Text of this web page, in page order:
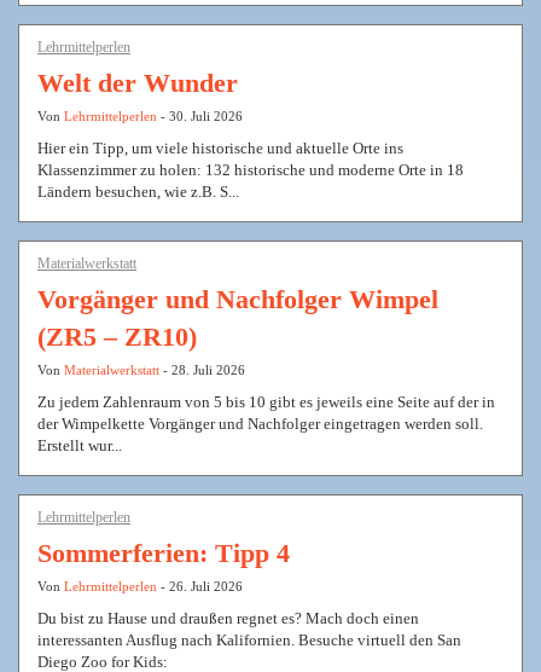
Lehrmittelperlen
Welt der Wunder
Von Lehrmittelperlen - 30. Juli 2026
Hier ein Tipp, um viele historische und aktuelle Orte ins
Klassenzimmer zu holen: 132 historische und moderne Orte in 18
Ländern besuchen, wie z.B. S...
Materialwerkstatt
Vorgänger und Nachfolger Wimpel
(ZR5 – ZR10)
Von Materialwerkstatt - 28. Juli 2026
Zu jedem Zahlenraum von 5 bis 10 gibt es jeweils eine Seite auf der in
der Wimpelkette Vorgänger und Nachfolger eingetragen werden soll.
Erstellt wur...
Lehrmittelperlen
Sommerferien: Tipp 4
Von Lehrmittelperlen - 26. Juli 2026
Du bist zu Hause und draußen regnet es? Mach doch einen
interessanten Ausflug nach Kalifornien. Besuche virtuell den San
Diego Zoo for Kids: